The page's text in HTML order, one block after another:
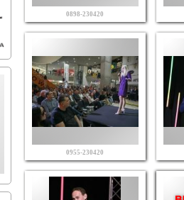
0898-230420
0955-230420